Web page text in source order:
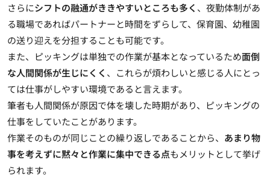
さらにシフトの融通がききやすいところも多く 、夜勤体制があ
る職場であればパートナーと時間をずらして、保育園、幼稚園
の送り迎えを分担することも可能です。
また、ピッキングは単独での作業が基本となっているため面倒
な人間関係が生じにくく 、これらが煩わしいと感じる人にとっ
ては仕事がしやすい環境であると言えます。
筆者も人間関係が原因で体を壊した時期があり、ピッキングの
仕事をしていたことがあります。
作業そのものが同じことの繰り返しであることから、 あまり物
事を考えずに黙々と作業に集中できる点もメリットとして挙げ
られます。